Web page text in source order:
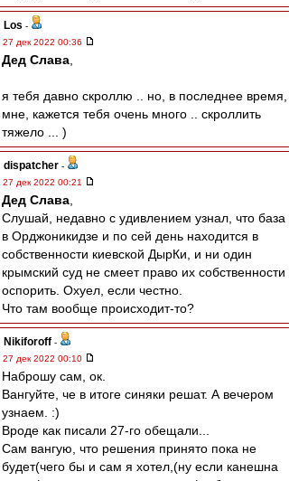
Los -
27 дек 2022 00:36
Дед Слава
я тебя давно скроллю .. но, в последнее время,
мне, кажется тебя очень много .. скроллить
тяжело ... )
dispatcher -
27 дек 2022 00:21
Дед Слава
Слушай, недавно с удивлением узнал, что база
в Орджоникидзе и по сей день находится в
собственности киевской ДырКи, и ни один
крымский суд не смеет право их собственности
оспорить. Охуел, если честно.
Что там вообще происходит-то?
Nikiforoff -
27 дек 2022 00:10
Наброшу сам, ок.
Вангуйте, че в итоге синяки решат. А вечером
узнаем. :)
Вроде как писали 27-го обещали...
Сам вангую, что решения принято пока не
будет(чего бы и сам я хотел,(ну если канешна